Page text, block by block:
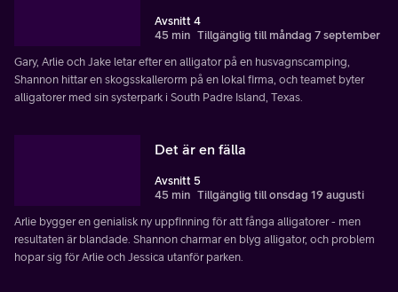
Avsnitt 4
45 min Tillgänglig till måndag 7 september
Gary, Arlie och Jake letar efter en alligator på en husvagnscamping,
Shannon hittar en skogsskallerorm på en lokal firma, och teamet byter
alligatorer med sin systerpark i South Padre Island, Texas.
Det är en fälla
Avsnitt 5
45 min Tillgänglig till onsdag 19 augusti
Arlie bygger en genialisk ny uppfinning för att fånga alligatorer - men
resultaten är blandade. Shannon charmar en blyg alligator, och problem
hopar sig för Arlie och Jessica utanför parken.